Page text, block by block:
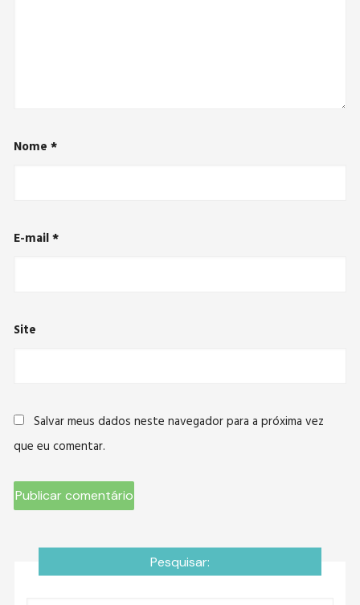
Nome*
E-mail*
Site
Salvar meus dados neste navegador para a próxima vez
que eu comentar.
Pesquisar: